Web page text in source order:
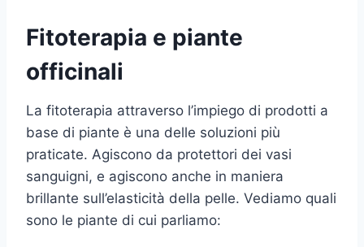
Fitoterapia e piante
officinali
La fitoterapia attraverso l’impiego di prodotti a
base di piante è una delle soluzioni più
praticate. Agiscono da protettori dei vasi
sanguigni, e agiscono anche in maniera
brillante sull’elasticità della pelle. Vediamo quali
sono le piante di cui parliamo: